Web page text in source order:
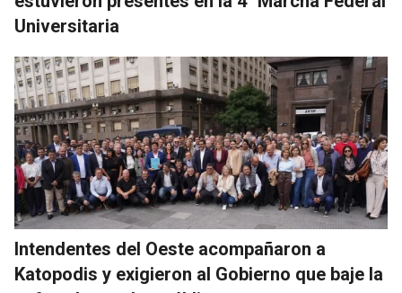
Universitaria
Intendentes del Oeste acompañaron a
Katopodis y exigieron al Gobierno que baje la